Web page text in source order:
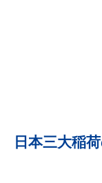
日本三大稲